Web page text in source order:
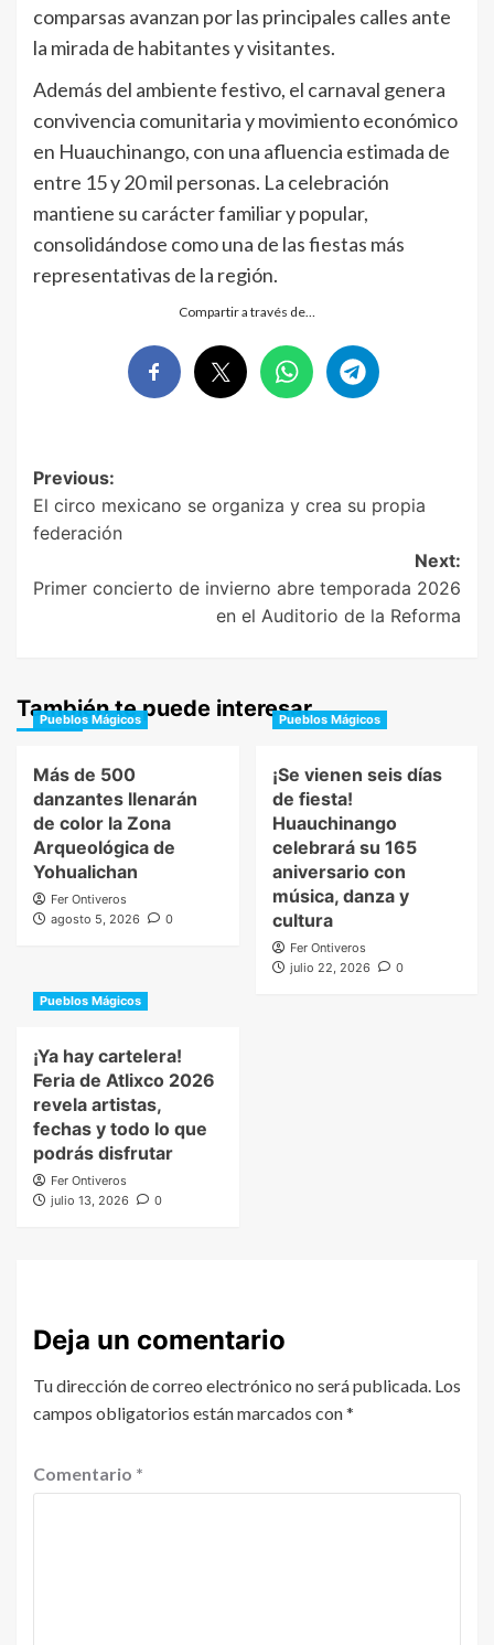
comparsas avanzan por las principales calles ante
la mirada de habitantes y visitantes.
Además del ambiente festivo, el carnaval genera
convivencia comunitaria y movimiento económico
en Huauchinango, con una afluencia estimada de
entre 15 y 20 mil personas. La celebración
mantiene su carácter familiar y popular,
consolidándose como una de las fiestas más
representativas de la región.
Compartir a través de…
Post
navigation
Previous:
El circo mexicano se organiza y crea su propia
federación
Next:
Primer concierto de invierno abre temporada 2026
en el Auditorio de la Reforma
También te puede interesar
Pueblos Mágicos
Más de 500
danzantes llenarán
de color la Zona
Arqueológica de
Yohualichan
Fer Ontiveros
agosto 5, 2026
0
Pueblos Mágicos
¡Se vienen seis días
de fiesta!
Huauchinango
celebrará su 165
aniversario con
música, danza y
cultura
Fer Ontiveros
julio 22, 2026
0
Pueblos Mágicos
¡Ya hay cartelera!
Feria de Atlixco 2026
revela artistas,
fechas y todo lo que
podrás disfrutar
Fer Ontiveros
julio 13, 2026
0
Deja un comentario
Tu dirección de correo electrónico no será publicada. Los
campos obligatorios están marcados con*
Comentario *